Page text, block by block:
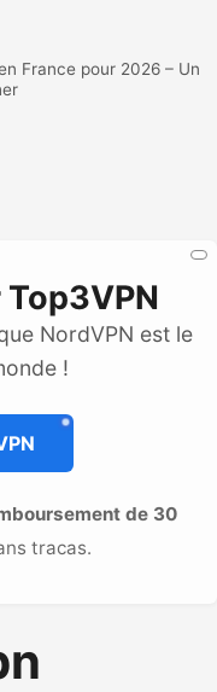
France pour 2026 – Un
Top3VPN
NordVPN est le
!
de 30
tracas.